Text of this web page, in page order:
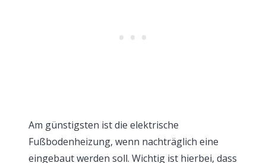
Am günstigsten ist die elektrische
Fußbodenheizung, wenn nachträglich eine
eingebaut werden soll. Wichtig ist hierbei, dass